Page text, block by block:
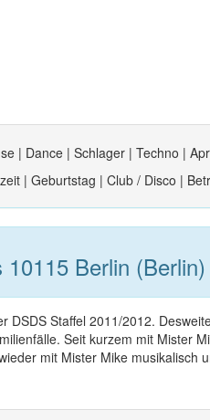
| Dance | Schlager | Techno |
| Geburtstag | Club / Disco |
10115 Berlin (Berlin)
DSDS Staffel 2011/2012.
Seit kurzem mit Mister
mit Mister Mike musikalisch